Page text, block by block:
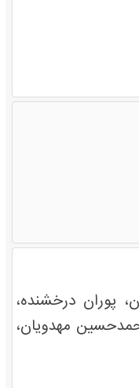
پوران درخشنده،
مهدویان،